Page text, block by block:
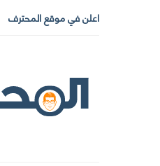
اعلن في موقع المحترف